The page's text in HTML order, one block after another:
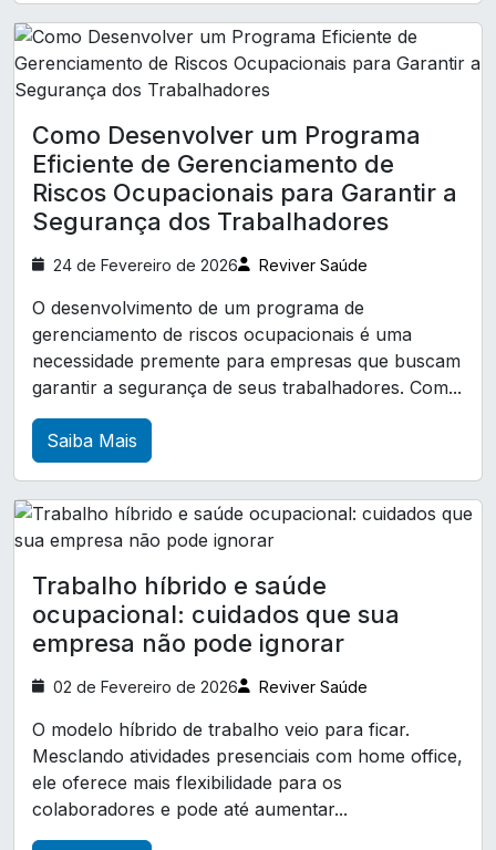
Treinamento de primeiros socorros para empresa
Treinamento trabalho em altura NR 35
análise ergonómica preliminar nr17
análise ergonômica do trabalho nr17
análise preliminar de perigos
atestado de saúde ocupacional em paraná
clinica de exames ocupacionais
clínica de aso ocupacional em paraná
clínica de esocial em curitiba
clínica de exame demissional em paraná
clínica de medicina e segurança do trabalho
curso nr 33 presencial
elaboração de laudo tecnico de segurança do trabalho
elaboração de pgr e pcmso
de programas de saude e segurança do
elaboração pcmso
emissão de aso
empresa que faz pcmso
empresas de exames ocupacionais
empresas que fazem exames admissionais
Como Desenvolver um Programa
Eficiente de Gerenciamento de
Riscos Ocupacionais para Garantir a
Segurança dos Trabalhadores
24 de Fevereiro de 2026 Reviver Saúde
O desenvolvimento de um programa de
gerenciamento de riscos ocupacionais é uma
necessidade premente para empresas que buscam
garantir a segurança de seus trabalhadores. Com...
Saiba Mais
Trabalho híbrido e saúde
ocupacional: cuidados que sua
empresa não pode ignorar
02 de Fevereiro de 2026 Reviver Saúde
O modelo híbrido de trabalho veio para ficar.
Mesclando atividades presenciais com home office,
ele oferece mais flexibilidade para os
colaboradores e pode até aumentar...